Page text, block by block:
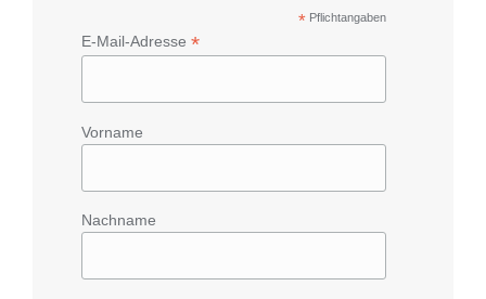
* Pflichtangaben
E-Mail-Adresse *
Vorname
Nachname